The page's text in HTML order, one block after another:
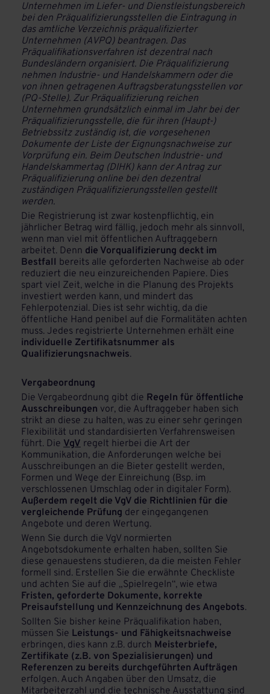
Unternehmen im Liefer- und Dienstleistungsbereich
bei den Präqualifizierungsstellen die Eintragung in
das amtliche Verzeichnis präqualifizierter
Unternehmen (AVPQ) beantragen. Das
Präqualifikationsverfahren ist dezentral nach
Bundesländern organisiert. Die Präqualifizierung
nehmen Industrie- und Handelskammern oder die
von ihnen getragenen Auftragsberatungsstellen vor
(PQ-Stelle). Zur Präqualifizierung reichen
Unternehmen grundsätzlich einmal im Jahr bei der
Präqualifizierungsstelle, die für ihren (Haupt-)
Betriebssitz zuständig ist, die vorgesehenen
Dokumente der Liste der Eignungsnachweise zur
Vorprüfung ein. Beim Deutschen Industrie- und
Handelskammertag (DIHK) kann der Antrag zur
Präqualifizierung online bei den dezentral
zuständigen Präqualifizierungsstellen gestellt
werden.
Die Registrierung ist zwar kostenpflichtig, ein
jährlicher Betrag wird fällig, jedoch mehr als sinnvoll,
wenn man viel mit öffentlichen Auftraggebern
arbeitet. Denn die Vorqualifizierung deckt im
Bestfall bereits alle geforderten Nachweise ab oder
reduziert die neu einzureichenden Papiere. Dies
spart viel Zeit, welche in die Planung des Projekts
investiert werden kann, und mindert das
Fehlerpotenzial. Dies ist sehr wichtig, da die
öffentliche Hand penibel auf die Formalitäten achten
muss. Jedes registrierte Unternehmen erhält eine
individuelle Zertifikatsnummer als
Qualifizierungsnachweis.
Vergabeordnung
Die Vergabeordnung gibt die Regeln für öffentliche
Ausschreibungen vor, die Auftraggeber haben sich
strikt an diese zu halten, was zu einer sehr geringen
Flexibilität und standardisierten Verfahrensweisen
führt. Die VgV regelt hierbei die Art der
Kommunikation, die Anforderungen welche bei
Ausschreibungen an die Bieter gestellt werden,
Formen und Wege der Einreichung (Bsp. im
verschlossenen Umschlag oder in digitaler Form).
Außerdem regelt die VgV die Richtlinien für die
vergleichende Prüfung der eingegangenen
Angebote und deren Wertung.
Wenn Sie durch die VgV normierten
Angebotsdokumente erhalten haben, sollten Sie
diese genauestens studieren, da die meisten Fehler
formell sind. Erstellen Sie die erwähnte Checkliste
und achten Sie auf die „Spielregeln“, wie etwa
Fristen, geforderte Dokumente, korrekte
Preisaufstellung und Kennzeichnung des Angebots.
Sollten Sie bisher keine Präqualifikation haben,
müssen Sie Leistungs- und Fähigkeitsnachweise
erbringen, dies kann z.B. durch Meisterbriefe,
Zertifikate (z.B. von Spezialisierungen) und
Referenzen zu bereits durchgeführten Aufträgen
erfolgen. Auch Angaben über den Umsatz, die
Mitarbeiterzahl und die technische Ausstattung sind